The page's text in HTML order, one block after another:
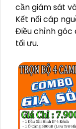
cần giám sát
Kết nối cáp
Điều chỉnh góc
tối ưu.